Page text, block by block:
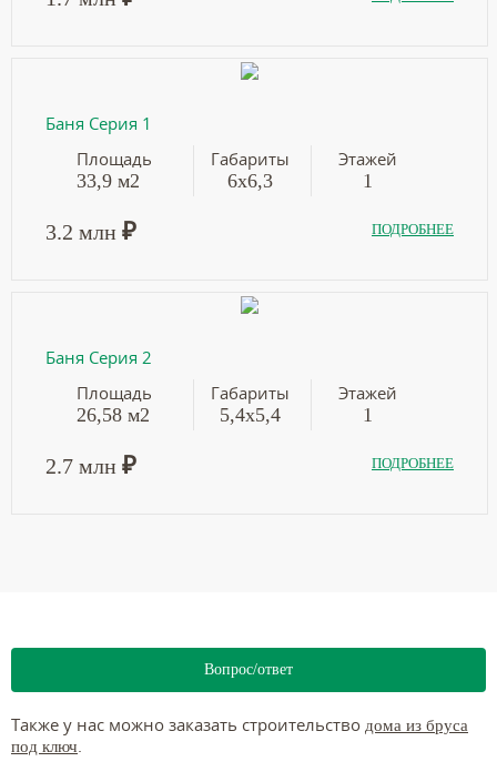
Баня Серия 1
Площадь
33,9 м2
Габариты
6х6,3
Этажей
1
3.2 млн ₽ ПОДРОБНЕЕ
Баня Серия 2
Площадь
26,58 м2
Габариты
5,4х5,4
Этажей
1
2.7 млн ₽ ПОДРОБНЕЕ
Вопрос/ответ
Также у нас можно заказать строительство дома из бруса
под ключ.